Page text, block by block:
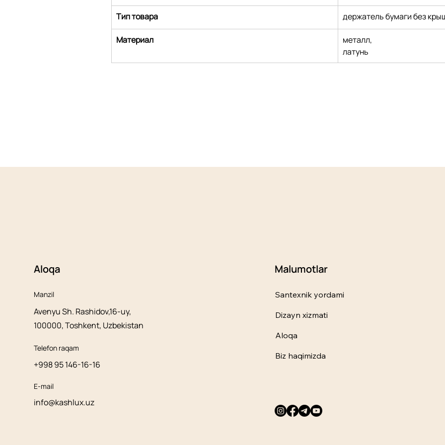
Тип товара держатель бумаги без
Материал
металл,
латунь
Aloqa
Manzil
Avenyu Sh. Rashidov,16-uy,
100000, Toshkent, Uzbekistan
Telefon raqam
+998 95 146-16-16
E-mail
info@kashlux.uz
Malumotlar
Santexnik yordami
Dizayn xizmati
Aloqa
Biz haqimizda